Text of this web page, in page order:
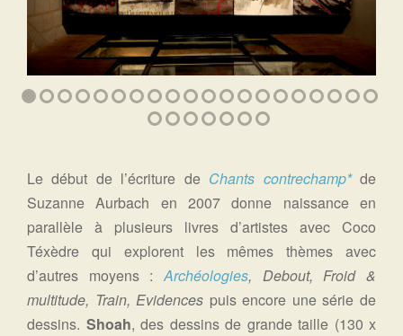
Le début de l’écriture de Chants contrechamp*de
Suzanne Aurbach en 2007 donne naissance en
parallèle à plusieurs livres d’artistes avec Coco
Téxèdre qui explorent les mêmes thèmes avec
d’autres moyens :Archéologies, Debout, Froid &
multitude, Train, Evidences puis encore une série de
dessins. Shoah, des dessins de grande taille (130 x